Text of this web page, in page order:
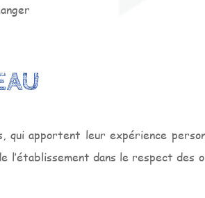
qui apportent leur expérience
dans le respect des